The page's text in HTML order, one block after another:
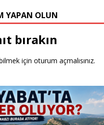
YAPAN OLUN
bırakın
için oturum açmalısınız.